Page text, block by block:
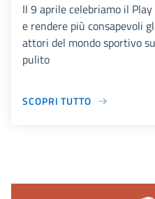
Il 9 aprile celebriamo il
e rendere più consapevoli
attori del mondo sportivo
pulito
SCOPRI TUTTO